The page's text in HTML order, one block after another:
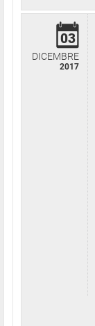
03
DICEMBRE
2017